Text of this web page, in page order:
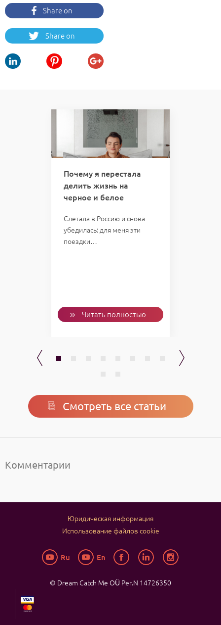
Share on
Share on
Почему я перестала
делить жизнь на
черное и белое
Слетала в Россию и снова
убедилась: для меня эти
поездки…
Читать полностью
Смотреть все статьи
Комментарии
Юридическая информация
Использование файлов cookie
Ru En
© Dream Catch Me OÜ Рег.N 14726350